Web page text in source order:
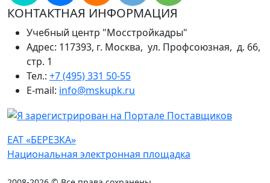
КОНТАКТНАЯ ИНФОРМАЦИЯ
Учебный центр "Мосстройкадры"
Адрес: 117393, г. Москва, ул. Профсоюзная, д. 66,
стр. 1
Тел.: +7 (495) 331 50-55
E-mail: info@mskupk.ru
ЕАТ «БЕРЕЗКА»
Национальная электронная площадка